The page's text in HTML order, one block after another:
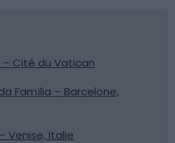
– Cité du Vatican
Família – Barcelone,
Venise, Italie